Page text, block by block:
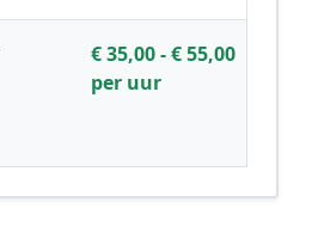
€ 35,00 - € 55,00
per uur